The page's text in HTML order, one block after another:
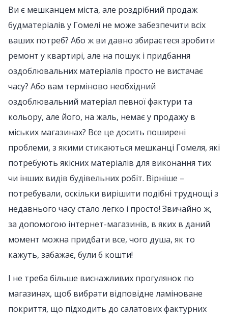
Ви є мешканцем міста, але роздрібний продаж
будматеріалів у Гомелі не може забезпечити всіх
ваших потреб? Або ж ви давно збираєтеся зробити
ремонт у квартирі, але на пошук і придбання
оздоблювальних матеріалів просто не вистачає
часу? Або вам терміново необхідний
оздоблювальний матеріал певної фактури та
кольору, але його, на жаль, немає у продажу в
міських магазинах? Все це досить поширені
проблеми, з якими стикаються мешканці Гомеля, які
потребують якісних матеріалів для виконання тих
чи інших видів будівельних робіт. Вірніше –
потребували, оскільки вирішити подібні труднощі з
недавнього часу стало легко і просто! Звичайно ж,
за допомогою інтернет-магазинів, в яких в даний
момент можна придбати все, чого душа, як то
кажуть, забажає, були б кошти!
І не треба більше виснажливих прогулянок по
магазинах, щоб вибрати відповідне ламіноване
покриття, що підходить до салатових фактурних